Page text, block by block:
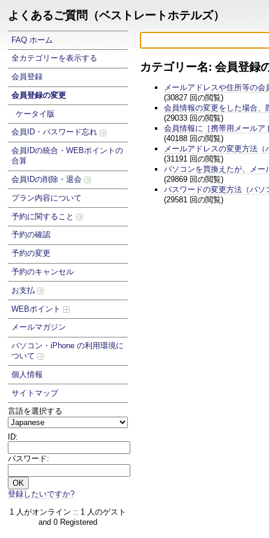
よくあるご質問（ベストレートホテルズ）
FAQ ホーム
全カテゴリーを表示する
会員登録
会員登録の変更
ケータイ版
会員ID・パスワード忘れ
会員IDの統合・WEBポイントの
合算
会員IDの削除・退会
プラン内容について
予約に関すること
予約の確認
予約の変更
予約のキャンセル
お支払
WEBポイント
メールマガジン
パソコン・iPhone の利用環境に
ついて
個人情報
サイトマップ
言語を選択する
ID:
パスワード:
登録したいですか?
1 人がオンライン :: 1 人のゲスト
and 0 Registered
カテゴリー名: 会員登録
メールアドレスや住所等の
(30827 回の閲覧)
会員情報の変更をした場合
(29033 回の閲覧)
会員情報に［携帯用メールア
(40188 回の閲覧)
メールアドレスの変更方法（
(31191 回の閲覧)
パソコンを買換えたが、メ
(29869 回の閲覧)
パスワードの変更方法（パソ
(29581 回の閲覧)